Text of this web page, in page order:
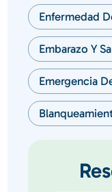
Enfermedad
Embarazo Y
Emergencia